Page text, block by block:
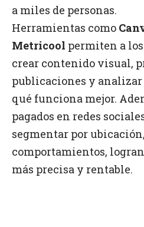
a miles de personas.
Herramientas como
Metricool permiten a
crear contenido visual,
publicaciones y analizar
qué funciona mejor.
pagados en redes
segmentar por
comportamientos,
más precisa y rentable.